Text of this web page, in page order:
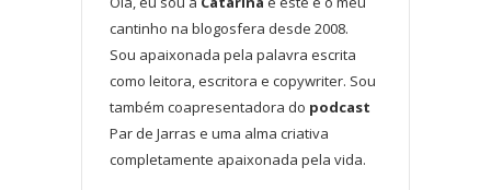
cantinho na blogosfera desde 2008.
Sou apaixonada pela palavra escrita
como leitora, escritora e copywriter. Sou
também coapresentadora do podcast
Par de Jarras e uma alma criativa
completamente apaixonada pela vida.